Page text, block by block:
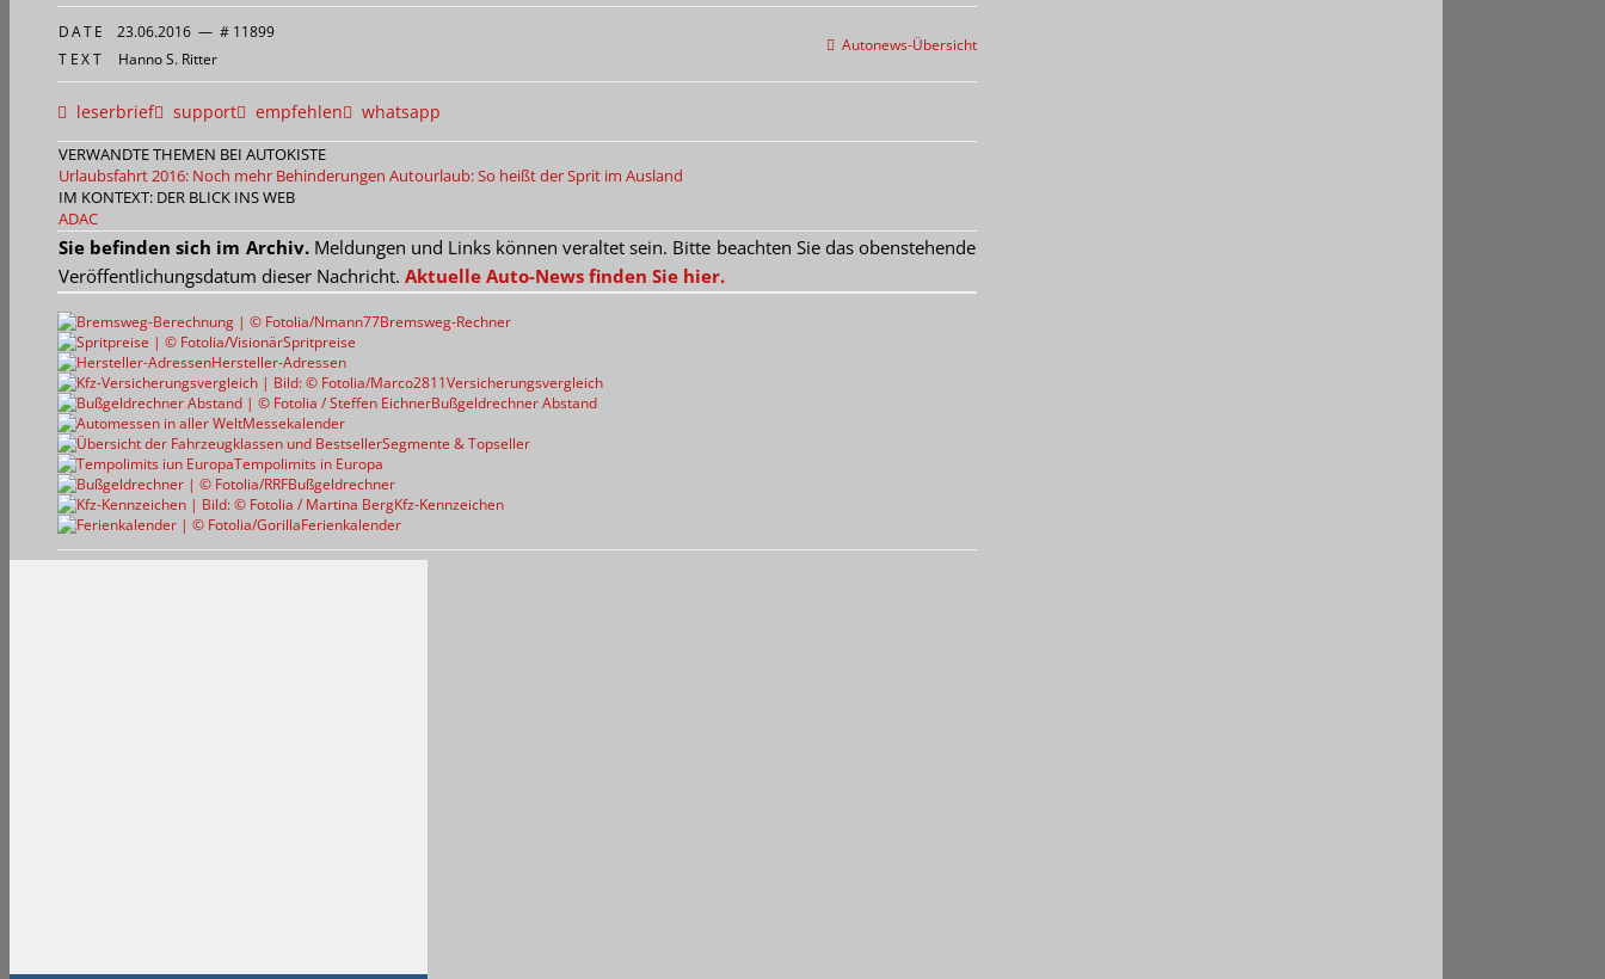
Autonews-Übersicht
DATE 23.06.2016 — # 11899
TEXT Hanno S. Ritter
leserbrief support empfehlen whatsapp
VERWANDTE THEMEN BEI AUTOKISTE
Urlaubsfahrt 2016: Noch mehr Behinderungen Autourlaub: So heißt der Sprit im Ausland
IM KONTEXT: DER BLICK INS WEB
ADAC
Sie befinden sich im Archiv.Meldungen und Links können veraltet sein. Bitte beachten Sie das obenstehende
Veröffentlichungsdatum dieser Nachricht. Aktuelle Auto-News finden Sie hier.
Bremsweg-Rechner
Spritpreise
Hersteller-Adressen
Versicherungsvergleich
Bußgeldrechner Abstand
Messekalender
Segmente & Topseller
Tempolimits in Europa
Bußgeldrechner
Kfz-Kennzeichen
Ferienkalender